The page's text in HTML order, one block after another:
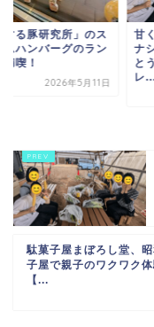
する豚研究所」のス
ムハンバーグのラン
喫！
2026年5月11日
甘
ナ
と
レ
駄菓子屋まぼろし堂、
子屋で親子のワクワク
【...